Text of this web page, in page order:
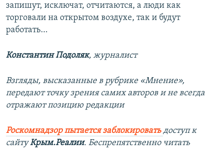
запишут, исключат, отчитаются, а люди как
торговали на открытом воздухе, так и будут
работать…
Константин Подоляк, журналист
Взгляды, высказанные в рубрике «Мнение»,
передают точку зрения самих авторов и не всегда
отражают позицию редакции
Роскомнадзор пытается заблокировать доступ к
сайтуКрым.Реалии. Беспрепятственно читать